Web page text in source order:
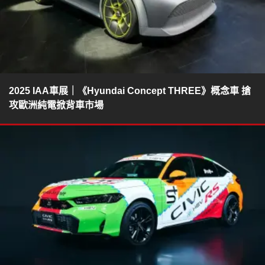
2025 IAA車展｜《Hyundai Concept THREE》概念車 搶
攻歐洲純電掀背車市場